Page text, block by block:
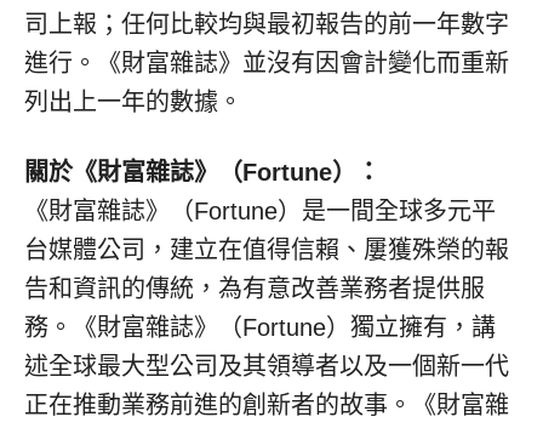
司上報；任何比較均與最初報告的前一年數字
進行。《財富雜誌》並沒有因會計變化而重新
列出上一年的數據。
關於《財富雜誌》（Fortune）：
《財富雜誌》（Fortune）是一間全球多元平
台媒體公司，建立在值得信賴、屢獲殊榮的報
告和資訊的傳統，為有意改善業務者提供服
務。《財富雜誌》（Fortune）獨立擁有，講
述全球最大型公司及其領導者以及一個新一代
正在推動業務前進的創新者的故事。《財富雜